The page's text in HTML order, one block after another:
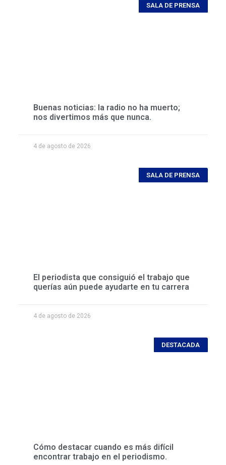
SALA DE PRENSA
Buenas noticias: la radio no ha muerto;
nos divertimos más que nunca.
4 de agosto de 2026
SALA DE PRENSA
El periodista que consiguió el trabajo que
querías aún puede ayudarte en tu carrera
4 de agosto de 2026
DESTACADA
Cómo destacar cuando es más difícil
encontrar trabajo en el periodismo.